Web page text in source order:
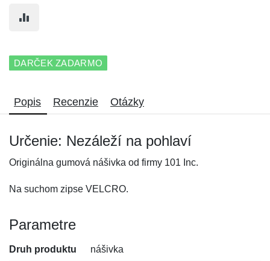
DARČEK ZADARMO
Popis Recenzie Otázky
Určenie: Nezáleží na pohlaví
Originálna gumová nášivka od firmy 101 Inc.
Na suchom zipse VELCRO.
Parametre
Druh produktu nášivka